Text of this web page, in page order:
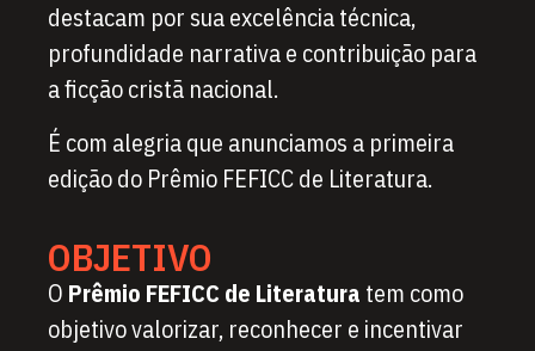
destacam por sua excelência técnica,
profundidade narrativa e contribuição para
a ficção cristã nacional.
É com alegria que anunciamos a primeira
edição do Prêmio FEFICC de Literatura.
OBJETIVO
O Prêmio FEFICC de Literatura tem como
objetivo valorizar, reconhecer e incentivar